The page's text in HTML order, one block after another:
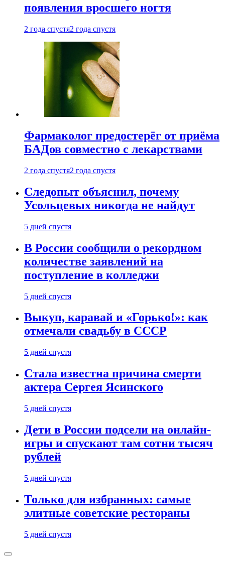
появления вросшего ногтя
2 года спустя2 года спустя
Фармаколог предостерёг от приёма
БАДов совместно с лекарствами
2 года спустя2 года спустя
Следопыт объяснил, почему
Усольцевых никогда не найдут
5 дней спустя
В России сообщили о рекордном
количестве заявлений на
поступление в колледжи
5 дней спустя
Выкуп, каравай и «Горько!»: как
отмечали свадьбу в СССР
5 дней спустя
Стала известна причина смерти
актера Сергея Ясинского
5 дней спустя
Дети в России подсели на онлайн-
игры и спускают там сотни тысяч
рублей
5 дней спустя
Только для избранных: самые
элитные советские рестораны
5 дней спустя